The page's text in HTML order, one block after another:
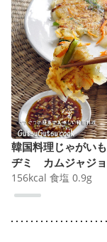
韓国料理じゃがい
ヂミ カムジャジ
156kcal 食塩 0.9g